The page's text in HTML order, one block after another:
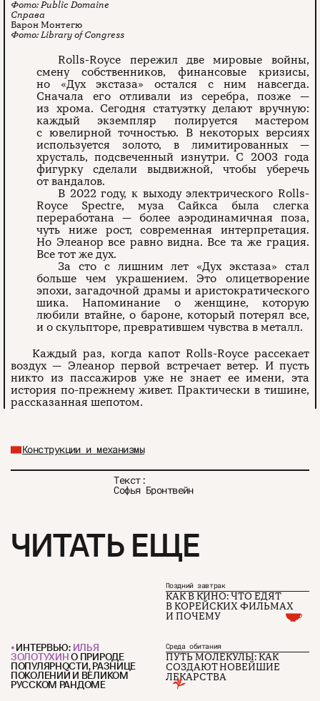
Конструкции и механизмы
Текст:
Софья Бронтвейн
Public Domaine
Барон Монтегю
Library of Congress
Rolls-Royce пережил две мировые войны,
смену собственников, финансовые кризисы,
но «Дух экстаза» остался с ним навсегда.
Сначала его отливали из серебра, позже —
из хрома. Сегодня статуэтку делают вручную:
каждый экземпляр полируется мастером
с ювелирной точностью. В некоторых версиях
используется золото, в лимитированных —
хрусталь, подсвеченный изнутри. С 2003 года
фигурку сделали выдвижной, чтобы уберечь
от вандалов.
В 2022 году, к выходу электрического Rolls-
Royce Spectre, муза Сайкса была слегка
переработана — более аэродинамичная поза,
чуть ниже рост, современная интерпретация.
Но Элеанор все равно видна. Все та же грация.
Все тот же дух.
За сто с лишним лет «Дух экстаза» стал
больше чем украшением. Это олицетворение
эпохи, загадочной драмы и аристократического
шика. Напоминание о женщине, которую
любили втайне, о бароне, который потерял все,
и о скульпторе, превратившем чувства в металл.
Каждый раз, когда капот Rolls-Royce рассекает
воздух — Элеанор первой встречает ветер. И пусть
никто из пассажиров уже не знает ее имени, эта
история по-прежнему живет. Практически в тишине,
рассказанная шепотом.
ЧИТАТЬ ЕЩЕ
Поздний завтрак
КАК В КИНО: ЧТО ЕДЯТ
В КОРЕЙСКИХ ФИЛЬМАХ
И ПОЧЕМУ
ИНТЕРВЬЮ: ИЛЬЯ
ЗОЛОТУХИНО ПРИРОДЕ
ПОПУЛЯРНОСТИ, РАЗНИЦЕ
ПОКОЛЕНИЙ И ВЕЛИКОМ
РУССКОМ РАНДОМЕ
Среда обитания
ПУТЬ МОЛЕКУЛЫ: КАК
СОЗДАЮТ НОВЕЙШИЕ
ЛЕКАРСТВА